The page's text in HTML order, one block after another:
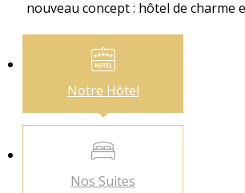
nouveau concept : hôtel de charme
Notre Hôtel
Nos Suites